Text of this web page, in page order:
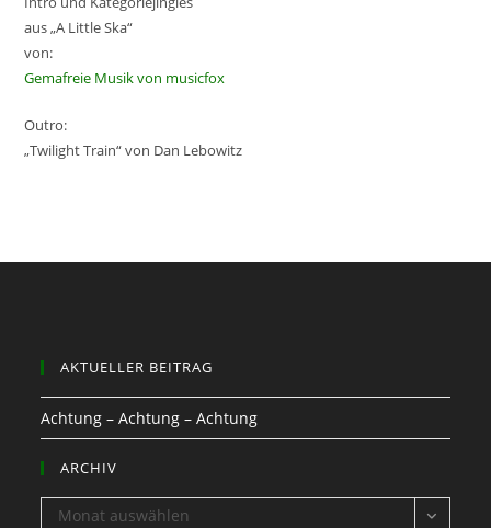
aus „A Little Ska“
von:
Gemafreie Musik von musicfox
Outro:
„Twilight Train“ von Dan Lebowitz
AKTUELLER BEITRAG
Achtung – Achtung – Achtung
ARCHIV
ARCHIV
Monat auswählen